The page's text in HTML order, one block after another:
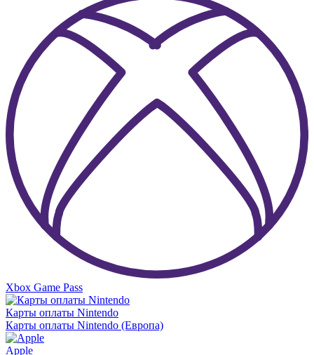
Xbox Game Pass
Карты оплаты Nintendo
Карты оплаты Nintendo (Европа)
Apple